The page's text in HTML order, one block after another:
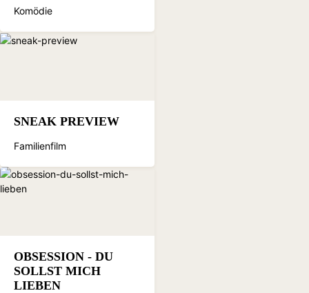
Komödie
SNEAK PREVIEW
Familienfilm
OBSESSION - DU
SOLLST MICH
LIEBEN